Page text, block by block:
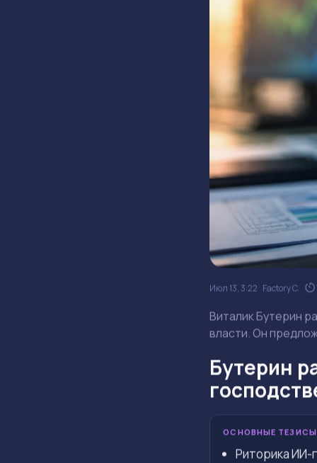
Июл 13, 3:22 Factory C.
Виталик Бутерин
власти. Он
Бутерин
ОСНОВНЫЕ ТЕЗИСЫ
Риторика ИИ-